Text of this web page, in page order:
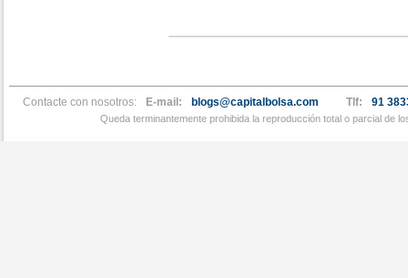
Contacte con nosotros: E-mail: blogs@capitalbolsa.com Tlf: 91
Queda terminantemente prohibida la reproducción total o parcial de